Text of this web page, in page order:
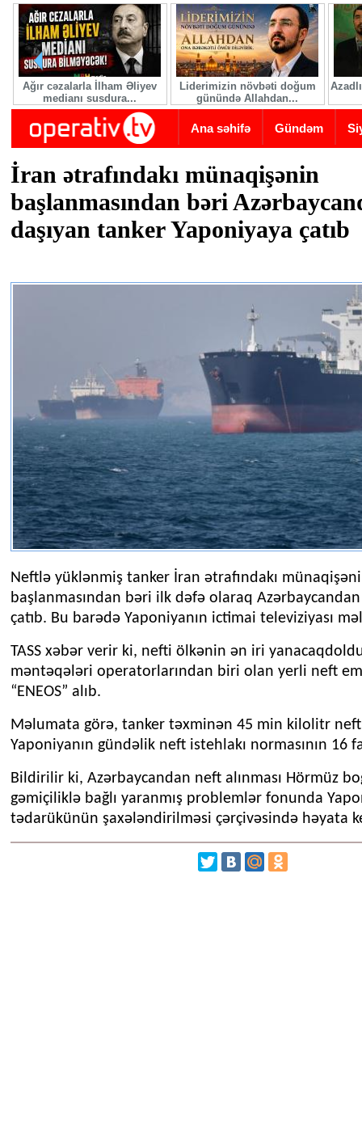
Skip to main content
Ağır cəzalarla İlham Əliyev
medianı susdura...
Liderimizin növbəti doğum
günündə Allahdan...
Ana səhifə Gündəm
İran ətrafındakı münaqişənin
başlanmasından bəri
daşıyan tanker Yaponiyaya çatıb
Neftlə yüklənmiş tanker İran ətrafındakı
başlanmasından bəri ilk dəfə olaraq
çatıb. Bu barədə Yaponiyanın ictimai televiziyası
TASS xəbər verir ki, nefti ölkənin ən iri
məntəqələri operatorlarından biri olan yerli neft
“ENEOS” alıb.
Məlumata görə, tanker təxminən 45 min kilolitr
Yaponiyanın gündəlik neft istehlakı normasının 16
Bildirilir ki, Azərbaycandan neft alınması Hörmüz
gəmiçiliklə bağlı yaranmış problemlər fonunda
tədarükünün şaxələndirilməsi çərçivəsində həyata